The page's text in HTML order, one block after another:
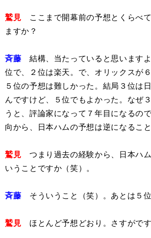
鷲見 ここまで開幕前の予想とくらべ
ますか？
斉藤 結構、当たっていると思います
位で、２位は楽天。で、オリックスが
５位の予想は難しかった。結局３位は
んですけど、５位でもよかった。なぜ
うと、評論家になって７年目になるの
向から、日本ハムの予想は逆になるこ
鷲見 つまり過去の経験から、日本ハ
いうことですか（笑）。
斉藤 そういうこと（笑）。あとは５位
鷲見 ほとんど予想どおり。さすがです